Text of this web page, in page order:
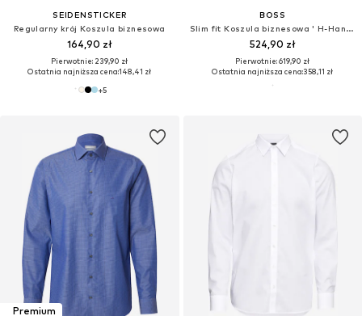
SEIDENSTICKER
Regularny krój Koszula biznesowa
164,90 zł
Pierwotnie: 239,90 zł
Ostatnia najniższa cena:148,41 zł
+5
BOSS
Slim fit Koszula biznesowa ' H-Hank '
524,90 zł
Pierwotnie: 619,90 zł
Ostatnia najniższa cena:358,11 zł
Premium